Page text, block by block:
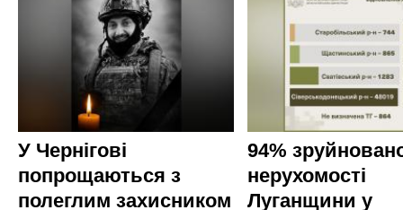
У Чернігові
попрощаються з
полеглим захисником
94%
нерухомості
Луганщини у